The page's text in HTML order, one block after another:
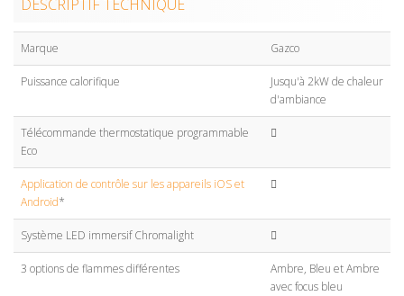
DESCRIPTIF TECHNIQUE
Marque Gazco
Puissance calorifique
Jusqu'à 2kW de chaleur
d'ambiance
Télécommande thermostatique programmable
Eco
Application de contrôle sur les appareils iOS et
Android*
Système LED immersif Chromalight
3 options de flammes différentes
Ambre, Bleu et Ambre
avec focus bleu